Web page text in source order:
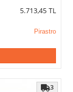
5.713,45 TL
Pirastro
3